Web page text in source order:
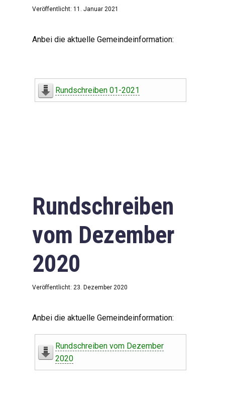
Veröffentlicht: 11. Januar 2021
Anbei die aktuelle Gemeindeinformation:
Rundschreiben 01-2021
Rundschreiben
vom Dezember
2020
Veröffentlicht: 23. Dezember 2020
Anbei die aktuelle Gemeindeinformation:
Rundschreiben vom Dezember
2020